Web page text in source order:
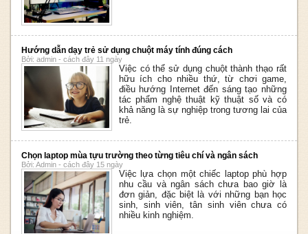
Hướng dẫn dạy trẻ sử dụng chuột máy tính đúng cách
Bởi: admin - cách đây 11 ngày
Việc có thể sử dụng chuột thành thạo rất
hữu ích cho nhiều thứ, từ chơi game,
điều hướng Internet đến sáng tạo những
tác phẩm nghệ thuật kỹ thuật số và có
khả năng là sự nghiệp trong tương lai của
trẻ.
Chọn laptop mùa tựu trường theo từng tiêu chí và ngân sách
Bởi: Admin - cách đây 15 ngày
Việc lựa chọn một chiếc laptop phù hợp
nhu cầu và ngân sách chưa bao giờ là
đơn giản, đặc biệt là với những bạn học
sinh, sinh viên, tân sinh viên chưa có
nhiều kinh nghiệm.